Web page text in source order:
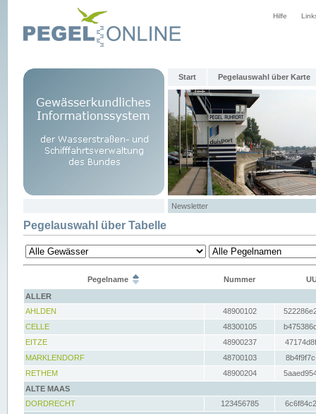
Hilfe
Start Pegelauswahl über Karte
Newsletter
Pegelauswahl über Tabelle
Pegelname Nummer
ALLER
AHLDEN
48900102
CELLE
48300105
EITZE
48900237
MARKLENDORF
48700103
RETHEM
48900204
ALTE MAAS
DORDRECHT
123456785